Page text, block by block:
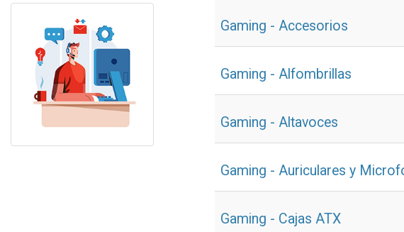
Gaming - Accesorios
Gaming - Alfombrillas
Gaming - Altavoces
Gaming - Auriculares y
Gaming - Cajas ATX